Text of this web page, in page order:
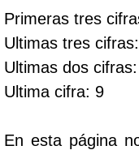
Primeras tres
Ultimas tres
Ultimas dos
Ultima cifra: 9
En esta página